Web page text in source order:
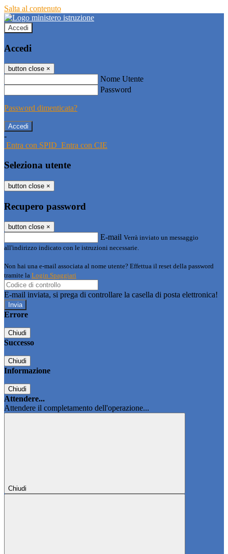
Salta al contenuto
Accedi
Accedi
button close ×
Nome Utente
Password
Password dimenticata?
-
Entra con SPID Entra con CIE
Seleziona utente
button close ×
Recupero password
button close ×
E-mail Verrà inviato un messaggio
all'indirizzo indicato con le istruzioni necessarie.
Non hai una e-mail associata al nome utente? Effettua il reset della password
tramite la Login Spaggiari
E-mail inviata, si prega di controllare la casella di posta elettronica!
Errore
Chiudi
Successo
Chiudi
Informazione
Chiudi
Attendere...
Attendere il completamento dell'operazione...
Chiudi